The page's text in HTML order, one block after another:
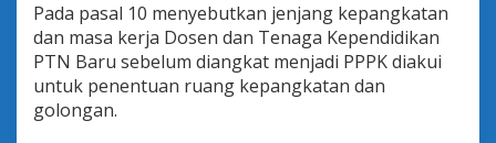
Pada pasal 10 menyebutkan jenjang kepangkatan
dan masa kerja Dosen dan Tenaga Kependidikan
PTN Baru sebelum diangkat menjadi PPPK diakui
untuk penentuan ruang kepangkatan dan
golongan.